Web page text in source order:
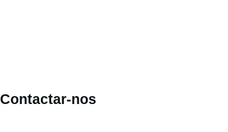
Contactar-nos